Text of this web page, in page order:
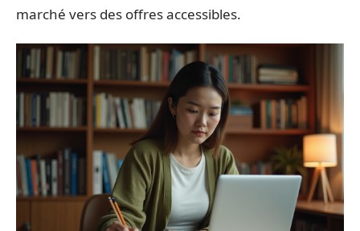
marché vers des offres accessibles.